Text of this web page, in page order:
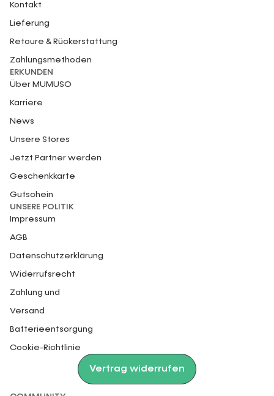
Kontakt
Lieferung
Retoure & Rückerstattung
Zahlungsmethoden
ERKUNDEN
Über MUMUSO
Karriere
News
Unsere Stores
Jetzt Partner werden
Geschenkkarte
Gutschein
UNSERE POLITIK
Impressum
AGB
Datenschutzerklärung
Widerrufsrecht
Zahlung und
Versand
Batterieentsorgung
Cookie-Richtlinie
Vertrag widerrufen